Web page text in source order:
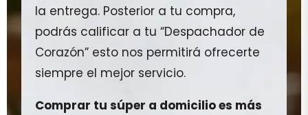
la entrega. Posterior a tu compra,
podrás calificar a tu “Despachador de
Corazón” esto nos permitirá ofrecerte
siempre el mejor servicio.
Comprar tu súper a domicilio es más